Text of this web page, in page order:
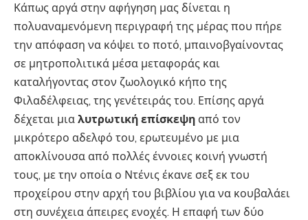
Κάπως αργά στην αφήγηση μας δίνεται η
πολυαναμενόμενη περιγραφή της μέρας που πήρε
την απόφαση να κόψει το ποτό, μπαινοβγαίνοντας
σε μητροπολιτικά μέσα μεταφοράς και
καταλήγοντας στον ζωολογικό κήπο της
Φιλαδέλφειας, της γενέτειράς του. Επίσης αργά
δέχεται μιαλυτρωτική επίσκεψη από τον
μικρότερο αδελφό του, ερωτευμένο με μια
αποκλίνουσα από πολλές έννοιες κοινή γνωστή
τους, με την οποία ο Ντένις έκανε σεξ εκ του
προχείρου στην αρχή του βιβλίου για να κουβαλάει
στη συνέχεια άπειρες ενοχές. Η επαφή των δύο